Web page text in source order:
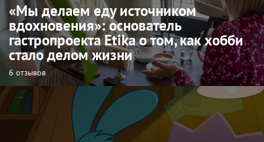
«Мы делаем еду источником
вдохновения»: основатель
гастропроекта Etika о том, как хобби
стало делом жизни
6 отзывов